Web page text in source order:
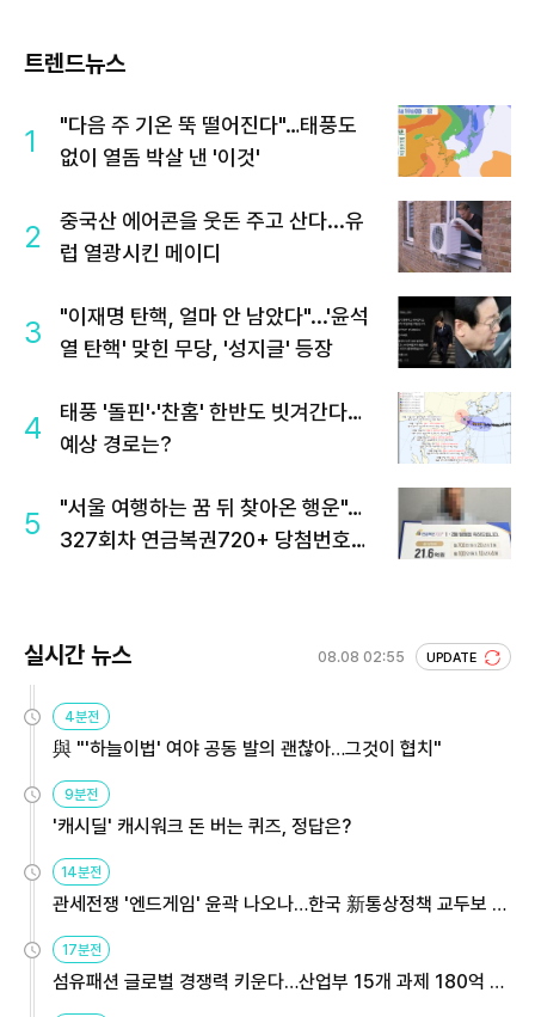
트렌드뉴스
1
"다음 주 기온 뚝 떨어진다"…태풍도
없이 열돔 박살 낸 '이것'
2
중국산 에어콘을 웃돈 주고 산다...유
럽 열광시킨 메이디
3
"이재명 탄핵, 얼마 안 남았다"...'윤석
열 탄핵' 맞힌 무당, '성지글' 등장
4
태풍 '돌핀'·'찬홈' 한반도 빗겨간다…
예상 경로는?
5
"서울 여행하는 꿈 뒤 찾아온 행운"…
327회차 연금복권720+ 당첨번호조
실시간 뉴스 08.08 02:55 UPDATE
4분전
與 "'하늘이법' 여야 공동 발의 괜찮아…그것이 협치"
9분전
'캐시딜' 캐시워크 돈 버는 퀴즈, 정답은?
14분전
관세전쟁 '엔드게임' 윤곽 나오나…한국 新통상정책 교두보 활
용해야
17분전
섬유패션 글로벌 경쟁력 키운다…산업부 15개 과제 180억 지
원